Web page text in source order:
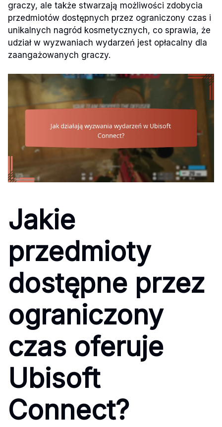
graczy, ale także stwarzają możliwości zdobycia
przedmiotów dostępnych przez ograniczony czas i
unikalnych nagród kosmetycznych, co sprawia, że
udział w wyzwaniach wydarzeń jest opłacalny dla
zaangażowanych graczy.
Jakie
przedmioty
dostępne przez
ograniczony
czas oferuje
Ubisoft
Connect?